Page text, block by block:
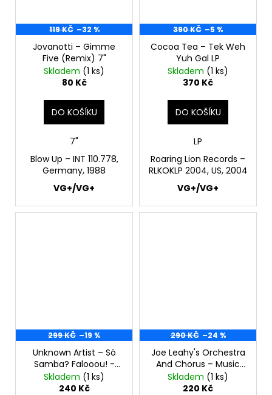
119 KČ –32 %
Jovanotti ‎– Gimme
Five (Remix) 7"
Skladem (1 ks)
80 Kč
DO KOŠÍKU
7"
Blow Up – INT 110.778,
Germany, 1988
VG+/VG+
390 KČ –5 %
Cocoa Tea ‎– Tek Weh
Yuh Gal LP
Skladem (1 ks)
370 Kč
DO KOŠÍKU
LP
Roaring Lion Records ‎–
RLKOKLP 2004, US, 2004
VG+/VG+
299 KČ –19 %
Unknown Artist ‎– Só
Samba? Falooou! -
Vol. 2 LP
Skladem (1 ks)
240 Kč
290 KČ –24 %
Joe Leahy's Orchestra
And Chorus – Music
James Dean Lived By
LP
Skladem (1 ks)
220 Kč